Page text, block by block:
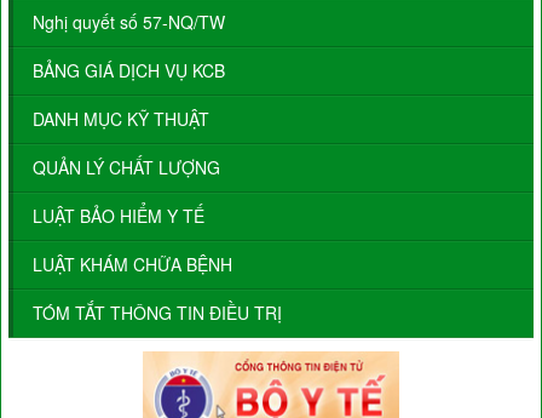
Nghị quyết số 57-NQ/TW
BẢNG GIÁ DỊCH VỤ KCB
DANH MỤC KỸ THUẬT
QUẢN LÝ CHẤT LƯỢNG
LUẬT BẢO HIỂM Y TẾ
LUẬT KHÁM CHỮA BỆNH
TÓM TẮT THÔNG TIN ĐIỀU TRỊ